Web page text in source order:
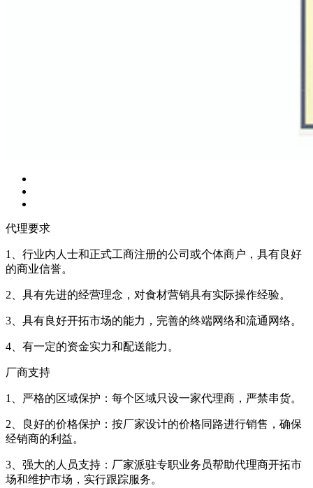
代理要求
1、行业内人士和正式工商注册的公司或个体商户，具有良好
的商业信誉。
2、具有先进的经营理念，对食材营销具有实际操作经验。
3、具有良好开拓市场的能力，完善的终端网络和流通网络。
4、有一定的资金实力和配送能力。
厂商支持
1、严格的区域保护：每个区域只设一家代理商，严禁串货。
2、良好的价格保护：按厂家设计的价格同路进行销售，确保
经销商的利益。
3、强大的人员支持：厂家派驻专职业务员帮助代理商开拓市
场和维护市场，实行跟踪服务。